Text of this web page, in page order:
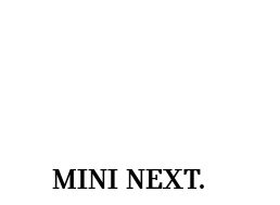
MINI NEXT.